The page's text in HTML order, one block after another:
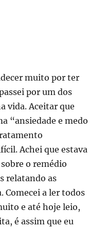
muito por ter
por um dos
vida. Aceitar que
“ansiedade e medo
Achei que estava
o remédio
relatando as
Comecei a ler todos
e até hoje leio,
é assim que eu